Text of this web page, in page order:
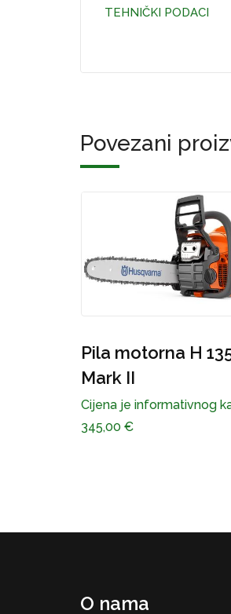
TEHNIČKI PODACI
Povezani
Cijena je informativnog
695,00€
O nama